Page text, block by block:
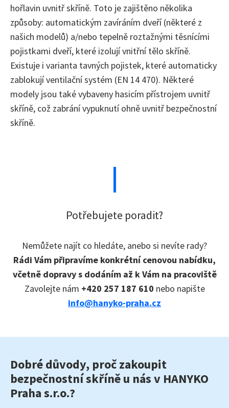
hořlavin uvnitř skříně. Toto je zajištěno několika
způsoby: automatickým zavíráním dveří (některé z
našich modelů) a/nebo tepelně roztažnými těsnícími
pojistkami dveří, které izolují vnitřní tělo skříně.
Existuje i varianta tavných pojistek, které automaticky
zablokují ventilační systém (EN 14 470). Některé
modely jsou také vybaveny hasicím přístrojem uvnitř
skříně, což zabrání vypuknutí ohně uvnitř bezpečnostní
skříně.
Potřebujete poradit?
Nemůžete najít co hledáte, anebo si nevíte rady?
Rádi Vám připravíme konkrétní cenovou nabídku,
včetně dopravy s dodáním až k Vám na pracoviště
Zavolejte nám +420 257 187 610 nebo napište
info@hanyko-praha.cz
Dobré důvody, proč zakoupit
bezpečnostní skříně u nás v HANYKO
Praha s.r.o.?